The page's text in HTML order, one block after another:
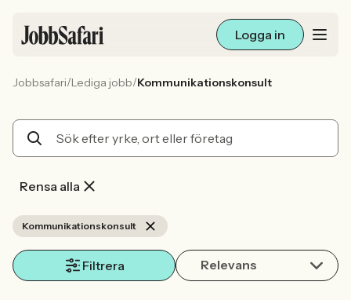
Logga in
Arbetsliv och karriär
Sök med AI
Jobbsafari/Lediga jobb/Kommunikationskonsult
Rensa alla
Kommunikationskonsult
Filtrera Relevans